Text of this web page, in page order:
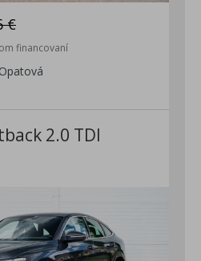
€
financovaní
2.0 TDI